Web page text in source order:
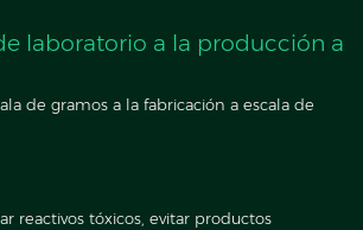
laboratorio a la producción a
de gramos a la fabricación a escala de
reactivos tóxicos, evitar productos